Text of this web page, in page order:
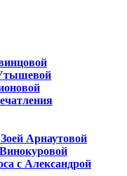
Арнаутовой
с Александрой